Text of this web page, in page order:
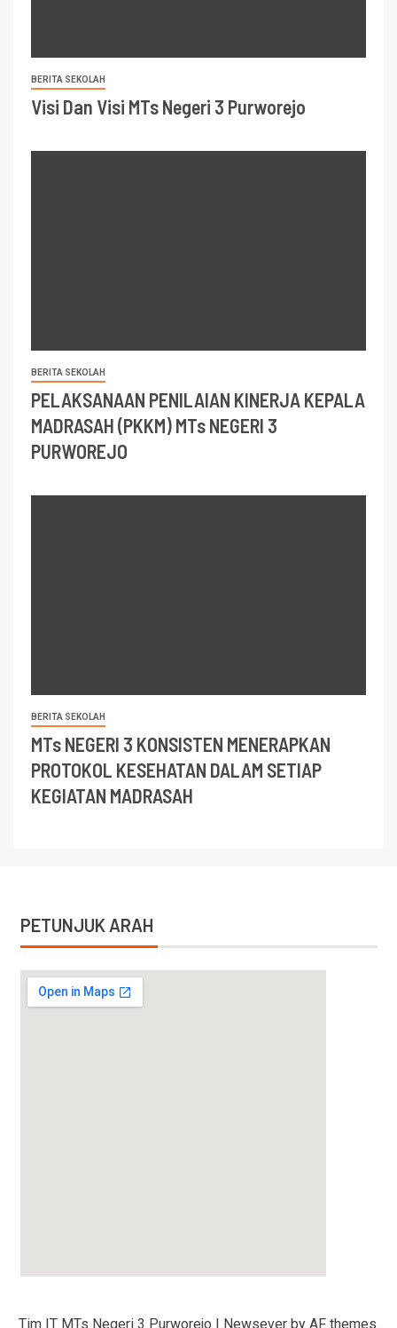
BERITA SEKOLAH
Visi Dan Visi MTs Negeri 3 Purworejo
BERITA SEKOLAH
PELAKSANAAN PENILAIAN KINERJA KEPALA
MADRASAH (PKKM) MTs NEGERI 3
PURWOREJO
BERITA SEKOLAH
MTs NEGERI 3 KONSISTEN MENERAPKAN
PROTOKOL KESEHATAN DALAM SETIAP
KEGIATAN MADRASAH
PETUNJUK ARAH
Tim IT MTs Negeri 3 Purworejo
Newseverby AF themes.